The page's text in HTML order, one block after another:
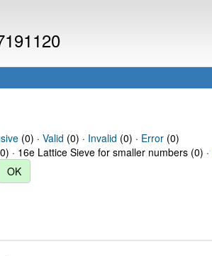
(0) · Valid (0) · Invalid (0) · Error(0)
· 16e Lattice Sieve for smaller numbers (0) ·